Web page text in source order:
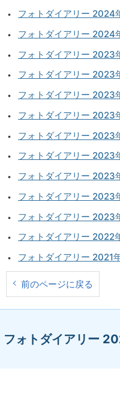
フォトダイアリー 2024
フォトダイアリー 2024
フォトダイアリー 2023
フォトダイアリー 2023
フォトダイアリー 2023
フォトダイアリー 2023
フォトダイアリー 2023
フォトダイアリー 2023
フォトダイアリー 2023
フォトダイアリー 2023
フォトダイアリー 2023
フォトダイアリー 2022
フォトダイアリー 2021
前のページに戻る
フォトダイアリー